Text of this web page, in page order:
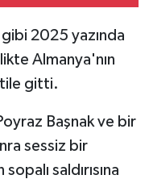
2025 yazında
Almanya'nın
gitti.
Başnak ve bir
sessiz bir
saldırısına